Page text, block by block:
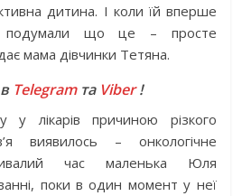
дитина. І коли їй вперше
подумали що це – просте
мама дівчинки Тетяна.
Telegramта Viber!
у лікарів причиною різкого
виявилось – онкологічне
час маленька Юля
поки в один момент у неї